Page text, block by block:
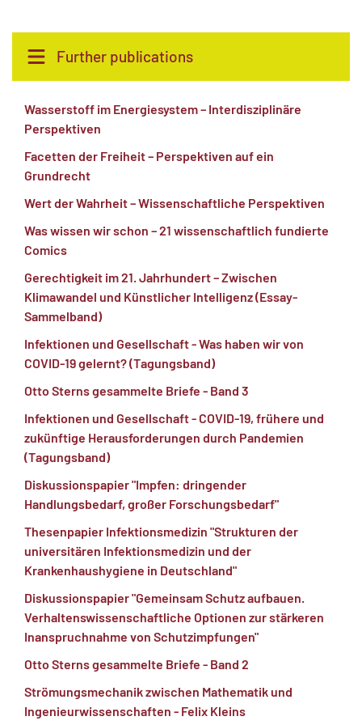
Further publications
Wasserstoff im Energiesystem – Interdisziplinäre
Perspektiven
Facetten der Freiheit – Perspektiven auf ein
Grundrecht
Wert der Wahrheit – Wissenschaftliche Perspektiven
Was wissen wir schon – 21 wissenschaftlich fundierte
Comics
Gerechtigkeit im 21. Jahrhundert – Zwischen
Klimawandel und Künstlicher Intelligenz (Essay-
Sammelband)
Infektionen und Gesellschaft - Was haben wir von
COVID-19 gelernt? (Tagungsband)
Otto Sterns gesammelte Briefe - Band 3
Infektionen und Gesellschaft - COVID-19, frühere und
zukünftige Herausforderungen durch Pandemien
(Tagungsband)
Diskussionspapier "Impfen: dringender
Handlungsbedarf, großer Forschungsbedarf"
Thesenpapier Infektionsmedizin "Strukturen der
universitären Infektionsmedizin und der
Krankenhaushygiene in Deutschland"
Diskussionspapier "Gemeinsam Schutz aufbauen.
Verhaltenswissenschaftliche Optionen zur stärkeren
Inanspruchnahme von Schutzimpfungen"
Otto Sterns gesammelte Briefe - Band 2
Strömungsmechanik zwischen Mathematik und
Ingenieurwissenschaften - Felix Kleins